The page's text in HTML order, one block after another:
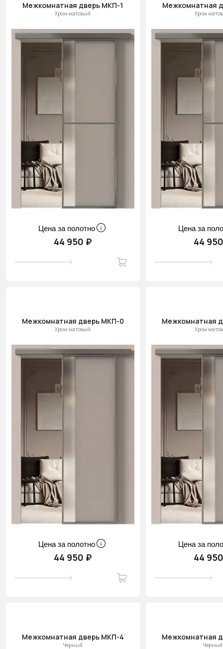
Межкомнатная дверь МКП-1
Хром матовый
Цена за полотно
44 950 ₽
Межкомнатная
Хром
Цена за
44
Межкомнатная дверь МКП-0
Хром матовый
Цена за полотно
44 950 ₽
Межкомнатная
Хром
Цена за
44
Межкомнатная дверь МКП-4
Черный
Межкомнатная
Черный